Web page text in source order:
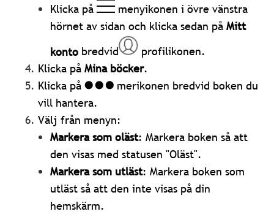
Klicka på
menyikonen i övre vänstra
hörnet av sidan och klicka sedan påMitt
konto bredvid
profilikonen.
Klicka påMina böcker.
Klicka på
merikonen bredvid boken du
vill hantera.
Välj från menyn:
Markera som oläst: Markera boken så att
den visas med statusen "Oläst".
Markera som utläst: Markera boken som
utläst så att den inte visas på din
hemskärm.